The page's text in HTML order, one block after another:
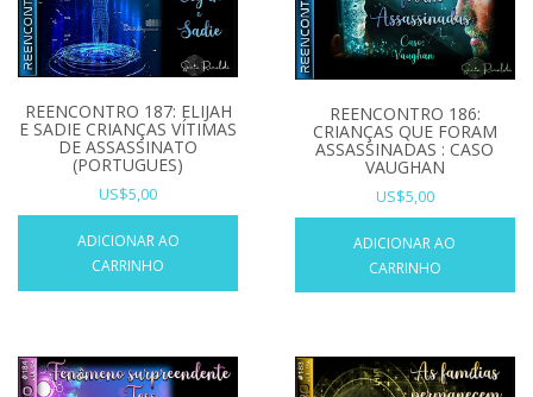
REENCONTRO 187: ELIJAH
E SADIE CRIANÇAS VÍTIMAS
DE ASSASSINATO
(PORTUGUES)
US$5,00
ADICIONAR AO
CARRINHO
REENCONTRO 186:
CRIANÇAS QUE FORAM
ASSASSINADAS : CASO
VAUGHAN
US$5,00
ADICIONAR AO
CARRINHO